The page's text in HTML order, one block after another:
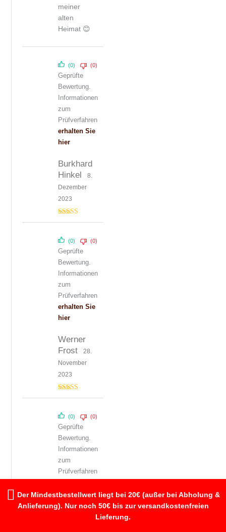
Der Mindestbestellwert liegt bei 20€ (außer bei Abholung &
Anlieferung). Nur noch 50€ bis zur versandkostenfreien
Lieferung.
meiner
alten
Heimat 😊
Bewertet mit
Burkhard
Hinkel
8.
Dezember
2023
(0) (0)
Geprüfte
Bewertung.
Informationen
zum
Prüfverfahren
erhalten Sie
hier
Bewertet mit
Werner
Frost
28.
November
2023
(0) (0)
Geprüfte
Bewertung.
Informationen
zum
Prüfverfahren
erhalten Sie
hier
(0) (0)
Geprüfte
Bewertung.
Informationen
zum
Prüfverfahren
hier